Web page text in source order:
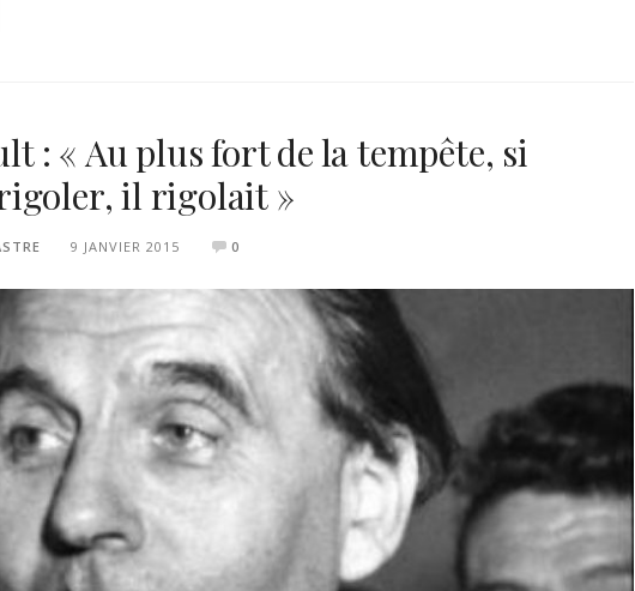
: « Au plus fort de la tempête, si
il rigolait »
9 JANVIER 2015 0